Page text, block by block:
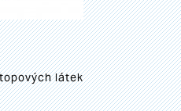
látek